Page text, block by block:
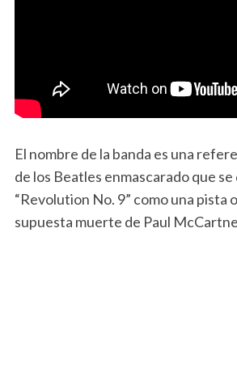
El nombre de la banda es una
de los Beatles enmascarado que
“Revolution No. 9” como una pista
supuesta muerte de Paul